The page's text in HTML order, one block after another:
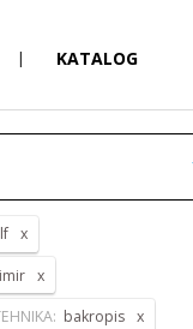
| KATALOG
bakropis